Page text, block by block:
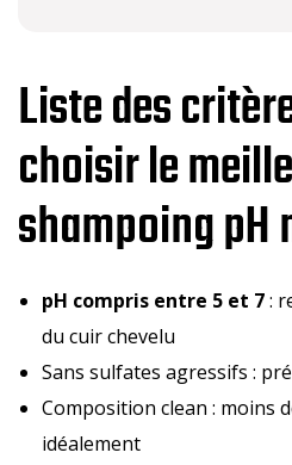
Liste des
choisir le
shampoing pH
pH compris entre 5 et 7:
du cuir chevelu
Sans sulfates agressifs :
Composition clean : moins
idéalement